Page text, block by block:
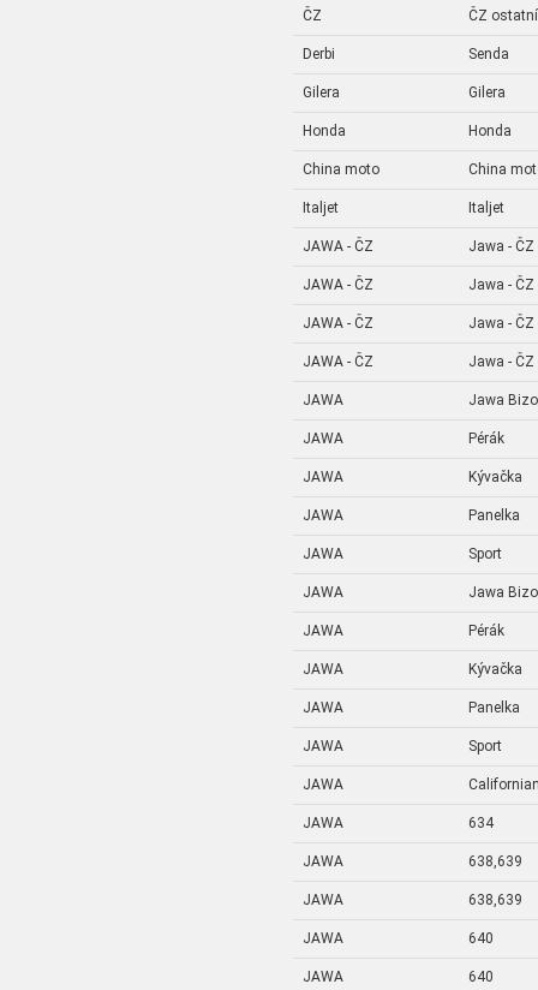
ČZ ČZ ostatní
Derbi Senda
Gilera Gilera
Honda Honda
China moto China
Italjet Italjet
JAWA - ČZ Jawa -
JAWA - ČZ Jawa -
JAWA - ČZ Jawa -
JAWA - ČZ Jawa -
JAWA Jawa
JAWA Pérák
JAWA Kývačka
JAWA Panelka
JAWA Sport
JAWA Jawa
JAWA Pérák
JAWA Kývačka
JAWA Panelka
JAWA Sport
JAWA
JAWA 634
JAWA 638,639
JAWA 638,639
JAWA 640
JAWA 640